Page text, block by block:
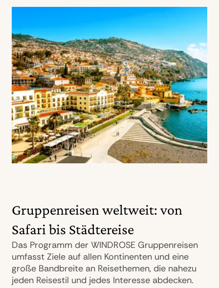
Gruppenreisen weltweit: von
Safari bis Städtereise
Das Programm der WINDROSE Gruppenreisen
umfasst Ziele auf allen Kontinenten und eine
große Bandbreite an Reisethemen, die nahezu
jeden Reisestil und jedes Interesse abdecken.